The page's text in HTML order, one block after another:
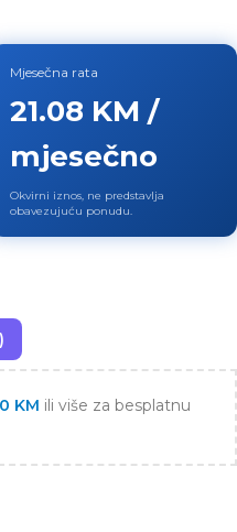
Mjesečna rata
21.08 KM /
mjesečno
Okvirni iznos, ne predstavlja
obavezujuću ponudu.
KM ili više za besplatnu